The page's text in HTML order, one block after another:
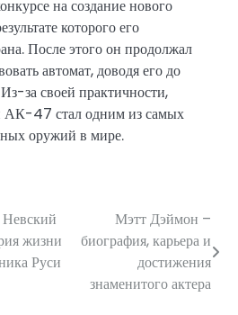
на создание нового
которого его
После этого он продолжал
автомат, доводя его до
за своей практичности,
АК-47 стал одним из самых
оружий в мире.
жизни
Руси
Мэтт Дэймон –
биография, карьера и
достижения
знаменитого актера